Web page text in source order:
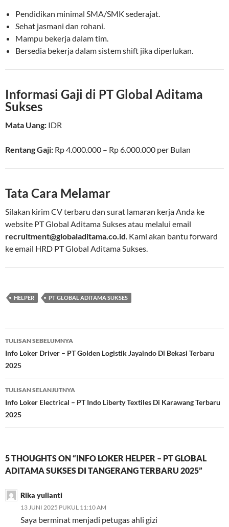
Pendidikan minimal SMA/SMK sederajat.
Sehat jasmani dan rohani.
Mampu bekerja dalam tim.
Bersedia bekerja dalam sistem shift jika diperlukan.
Informasi Gaji di PT Global Aditama
Sukses
Mata Uang: IDR
Rentang Gaji: Rp4.000.000 – Rp6.000.000 per Bulan
Tata Cara Melamar
Silakan kirim CV terbaru dan surat lamaran kerja Anda ke
website PT Global Aditama Sukses atau melalui email
recruitment@globaladitama.co.id. Kami akan bantu forward
ke email HRD PT Global Aditama Sukses.
HELPER PT GLOBAL ADITAMA SUKSES
Navigasi
Tulisan
TULISAN SEBELUMNYA
Info Loker Driver – PT Golden Logistik Jayaindo Di Bekasi Terbaru
2025
TULISAN SELANJUTNYA
Info Loker Electrical – PT Indo Liberty Textiles Di Karawang Terbaru
2025
5 THOUGHTS ON “INFO LOKER HELPER – PT GLOBAL
ADITAMA SUKSES DI TANGERANG TERBARU 2025”
Rika yulianti
13 JUNI 2025 PUKUL 11:10 AM
Saya berminat menjadi petugas ahli gizi